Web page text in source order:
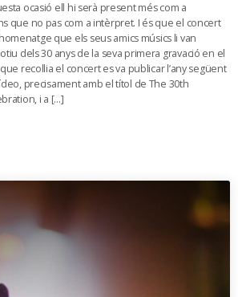
ocasió ell hi serà present més com a
que no pas com a intèrpret. I és que el concert
que els seus amics músics li van
dels 30 anys de la seva primera gravació en el
recollia el concert es va publicar l’any següent
precisament amb el títol de The 30th
i a […]